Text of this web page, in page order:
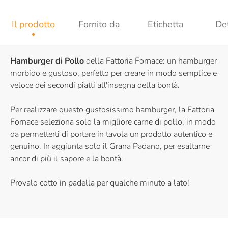
Il prodotto Fornito da Etichetta
Hamburger di Pollodella Fattoria Fornace: un hamburger
morbido e gustoso, perfetto per creare in modo semplice e
veloce dei secondi piatti all'insegna della bontà.
Per realizzare questo gustosissimo hamburger, la Fattoria
Fornace seleziona solo la migliore carne di pollo, in modo
da permetterti di portare in tavola un prodotto autentico e
genuino. In aggiunta solo il Grana Padano, per esaltarne
ancor di più il sapore e la bontà.
Provalo cotto in padella per qualche minuto a lato!